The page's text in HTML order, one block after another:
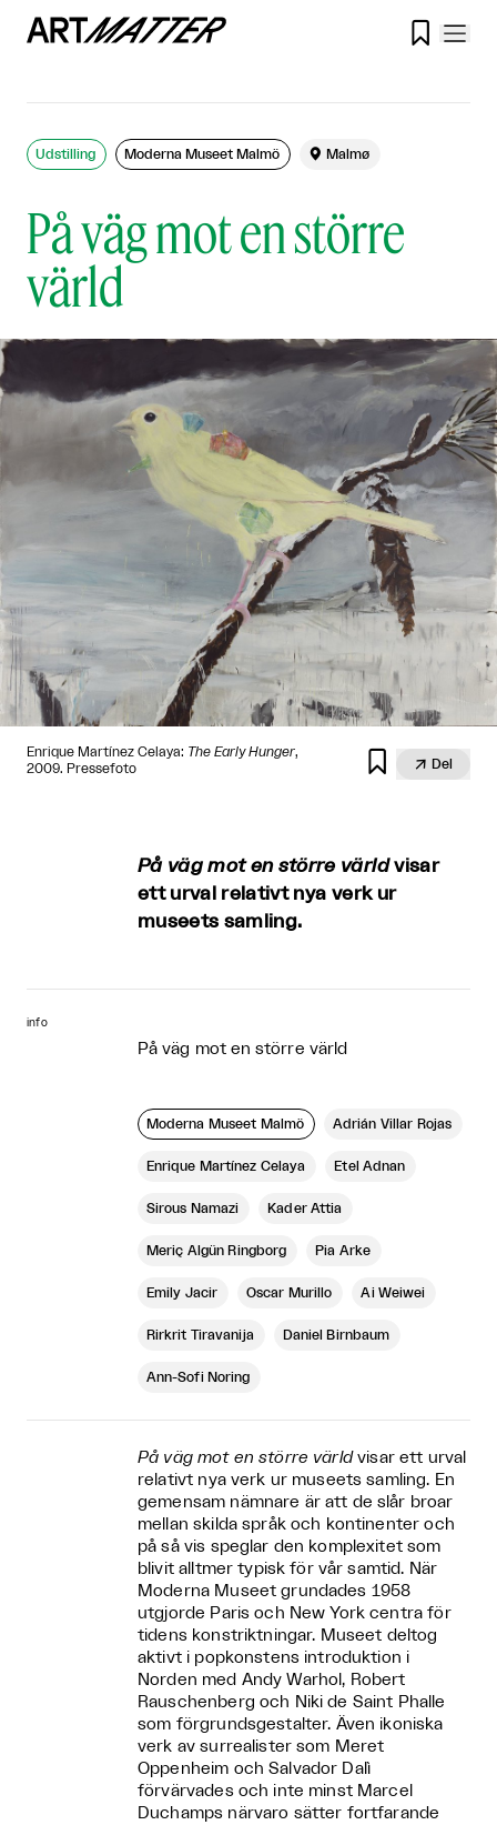

På väg mot en större
värld
Udstilling Moderna Museet Malmö  Malmø
Enrique Martínez Celaya: The Early Hunger,
2009. Pressefoto
  Del
På väg mot en större världvisar
ett urval relativt nya verk ur
museets samling.
info
På väg mot en större värld
Moderna Museet Malmö Adrián Villar Rojas
Enrique Martínez Celaya Etel Adnan
Sirous Namazi Kader Attia
Meriç Algün Ringborg Pia Arke
Emily Jacir Oscar Murillo Ai Weiwei
Rirkrit Tiravanija Daniel Birnbaum
Ann-Sofi Noring
På väg mot en större världvisar ett urval
relativt nya verk ur museets samling. En
gemensam nämnare är att de slår broar
mellan skilda språk och kontinenter och
på så vis speglar den komplexitet som
blivit alltmer typisk för vår samtid. När
Moderna Museet grundades 1958
utgjorde Paris och New York centra för
tidens konstriktningar. Museet deltog
aktivt i popkonstens introduktion i
Norden med Andy Warhol, Robert
Rauschenberg och Niki de Saint Phalle
som förgrundsgestalter. Även ikoniska
verk av surrealister som Meret
Oppenheim och Salvador Dalì
förvärvades och inte minst Marcel
Duchamps närvaro sätter fortfarande